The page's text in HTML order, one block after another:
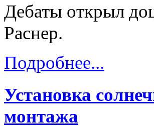
Дебаты открыл
Раснер.
Подробнее...
Установка
монтажа